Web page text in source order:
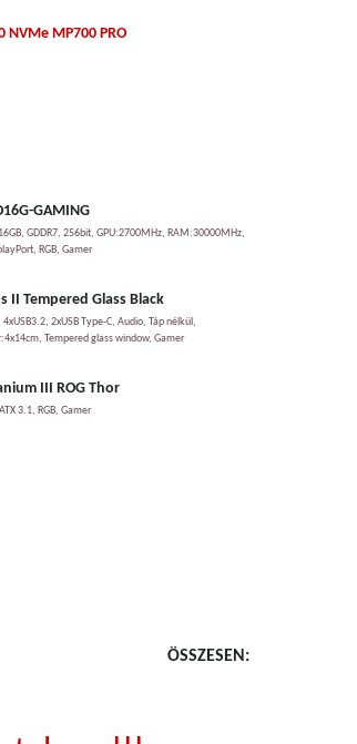
NVMe MP700 PRO
GAMING
GDDR7, 256bit, GPU:2700MHz, RAM:30000MHz,
RGB, Gamer
II Tempered Glass Black
2xUSB Type-C, Audio, Táp nélkül,
Tempered glass window, Gamer
III ROG Thor
3.1, RGB, Gamer
ÖSSZESEN: